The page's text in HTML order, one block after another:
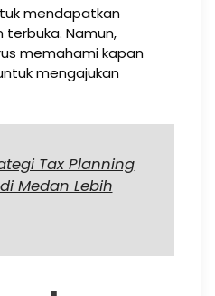
mendapatkan
terbuka. Namun,
memahami kapan
mengajukan
Tax Planning
Medan Lebih